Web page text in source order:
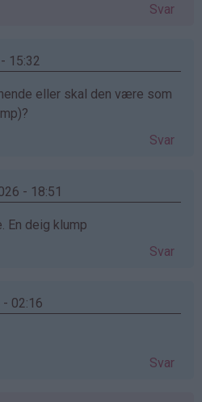
Svar
15:32
eller skal den være som
Svar
- 18:51
En deig klump
Svar
02:16
Svar